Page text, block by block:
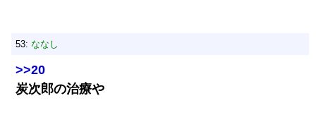
53: ななし
>>20
炭次郎の治療や